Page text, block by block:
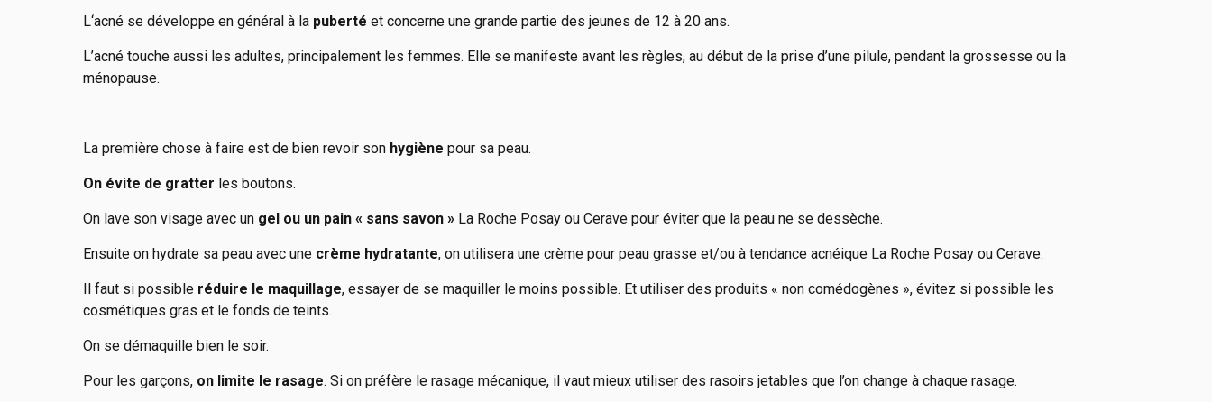
L‘acné se développe en général à la puberté et concerne une grande partie des jeunes de 12 à 20 ans.
L’acné touche aussi les adultes, principalement les femmes. Elle se manifeste avant les règles, au début de la prise d’une pilule, pendant la grossesse ou la
ménopause.
La première chose à faire est de bien revoir son hygiène pour sa peau.
On évite de gratter les boutons.
On lave son visage avec un gel ou un pain « sans savon » La Roche Posay ou Cerave pour éviter que la peau ne se dessèche.
Ensuite on hydrate sa peau avec une crème hydratante, on utilisera une crème pour peau grasse et/ou à tendance acnéique La Roche Posay ou Cerave.
Il faut si possible réduire le maquillage, essayer de se maquiller le moins possible. Et utiliser des produits « non comédogènes », évitez si possible les
cosmétiques gras et le fonds de teints.
On se démaquille bien le soir.
Pour les garçons, on limite le rasage. Si on préfère le rasage mécanique, il vaut mieux utiliser des rasoirs jetables que l’on change à chaque rasage.